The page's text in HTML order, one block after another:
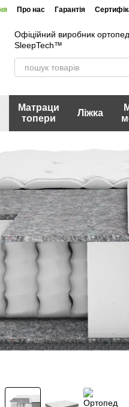
Про нас Гарантія
Офіційний виробник
SleepTech™
Матраци
топери
Ліжка